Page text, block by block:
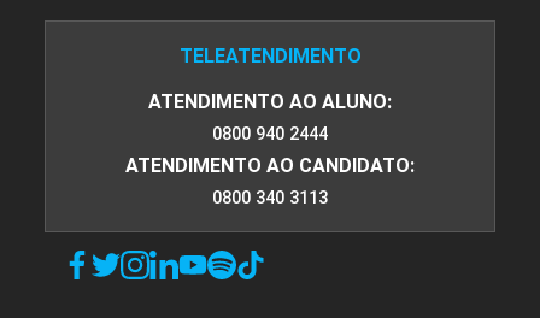
TELEATENDIMENTO
ATENDIMENTO AO ALUNO:
0800 940 2444
ATENDIMENTO AO CANDIDATO:
0800 340 3113